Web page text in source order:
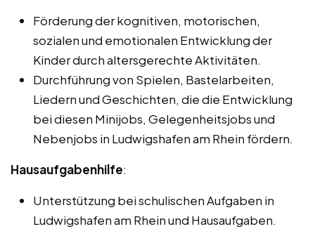
Förderung der kognitiven, motorischen,
sozialen und emotionalen Entwicklung der
Kinder durch altersgerechte Aktivitäten.
Durchführung von Spielen, Bastelarbeiten,
Liedern und Geschichten, die die Entwicklung
bei diesen Minijobs, Gelegenheitsjobs und
Nebenjobs in Ludwigshafen am Rhein fördern.
Hausaufgabenhilfe:
Unterstützung bei schulischen Aufgaben in
Ludwigshafen am Rhein und Hausaufgaben.